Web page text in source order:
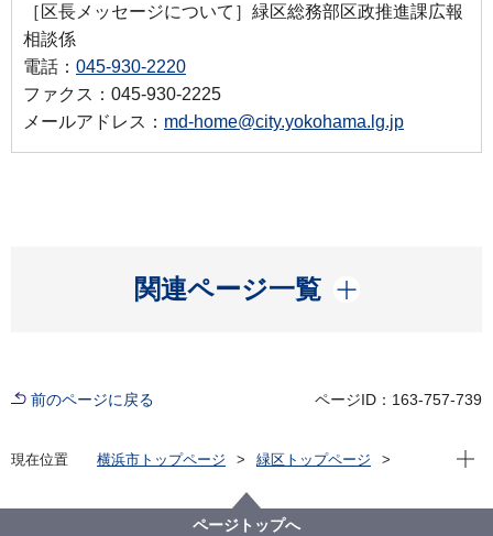
［区長メッセージについて］緑区総務部区政推進課広報
相談係
電話： 045-930-2220
ファクス：045-930-2225
メールアドレス： md-home@city.yokohama.lg.jp
関連ページ一覧
開く
前のページに戻る ページID：163-757-739
現在位置 横浜市トップページ
緑区トップページ
【第48回】「地域コミュニティカフェYOU」に参加し
現在
ページトップへ